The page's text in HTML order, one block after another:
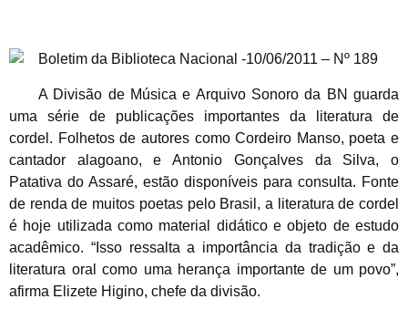
Boletim da Biblioteca Nacional -10/06/2011 – Nº 189
A Divisão de Música e Arquivo Sonoro da BN guarda
uma série de publicações importantes da literatura de
cordel. Folhetos de autores como Cordeiro Manso, poeta e
cantador alagoano, e Antonio Gonçalves da Silva, o
Patativa do Assaré, estão disponíveis para consulta. Fonte
de renda de muitos poetas pelo Brasil, a literatura de cordel
é hoje utilizada como material didático e objeto de estudo
acadêmico. “Isso ressalta a importância da tradição e da
literatura oral como uma herança importante de um povo”,
afirma Elizete Higino, chefe da divisão.